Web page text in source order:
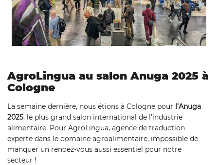
AgroLingua au salon Anuga 2025 à
Cologne
La semaine dernière, nous étions à Cologne pour l’Anuga
2025, le plus grand salon international de l’industrie
alimentaire. Pour AgroLingua, agence de traduction
experte dans le domaine agroalimentaire, impossible de
manquer un rendez-vous aussi essentiel pour notre
secteur !